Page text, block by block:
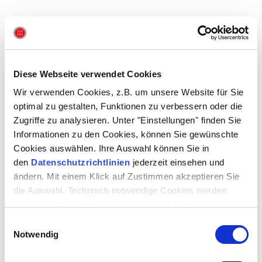
Diese Webseite verwendet Cookies
Wir verwenden Cookies, z.B. um unsere Website für Sie
optimal zu gestalten, Funktionen zu verbessern oder die
Zugriffe zu analysieren. Unter "Einstellungen" finden Sie
Informationen zu den Cookies, können Sie gewünschte
Cookies auswählen. Ihre Auswahl können Sie in
den Datenschutzrichtlinien jederzeit einsehen und
ändern. Mit einem Klick auf Zustimmen akzeptieren Sie
die Auswahl. Technisch notwendige Cookies werden
Notwendig
Bitte akzeptieren Sie alle Cookies, um dieses Video anzusehen.
DAUER
Bei der Ticketbuchung werden Ihnen alle verfügbarenTIMESLOTS
MI 19.11.25: